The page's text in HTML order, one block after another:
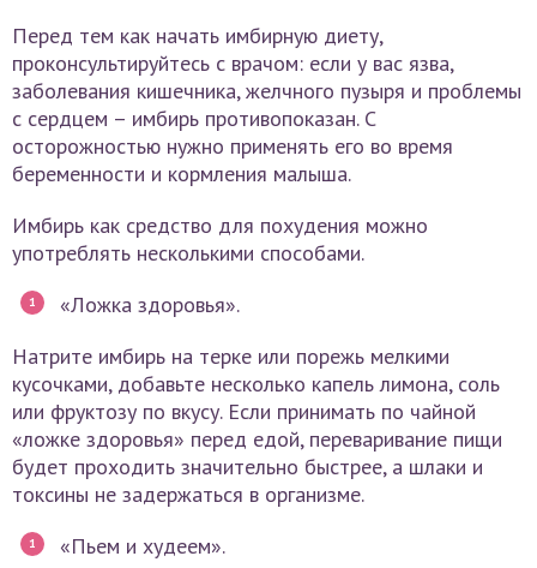
Перед тем как начать имбирную диету,
проконсультируйтесь с врачом: если у вас язва,
заболевания кишечника, желчного пузыря и проблемы
с сердцем – имбирь противопоказан. С
осторожностью нужно применять его во время
беременности и кормления малыша.
Имбирь как средство для похудения можно
употреблять несколькими способами.
«Ложка здоровья».
Натрите имбирь на терке или порежь мелкими
кусочками, добавьте несколько капель лимона, соль
или фруктозу по вкусу. Если принимать по чайной
«ложке здоровья» перед едой, переваривание пищи
будет проходить значительно быстрее, а шлаки и
токсины не задержаться в организме.
«Пьем и худеем».